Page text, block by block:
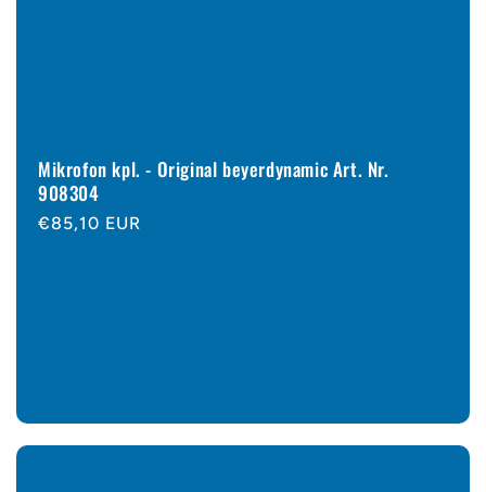
Mikrofon kpl. - Original beyerdynamic Art. Nr.
908304
Normaler
€85,10 EUR